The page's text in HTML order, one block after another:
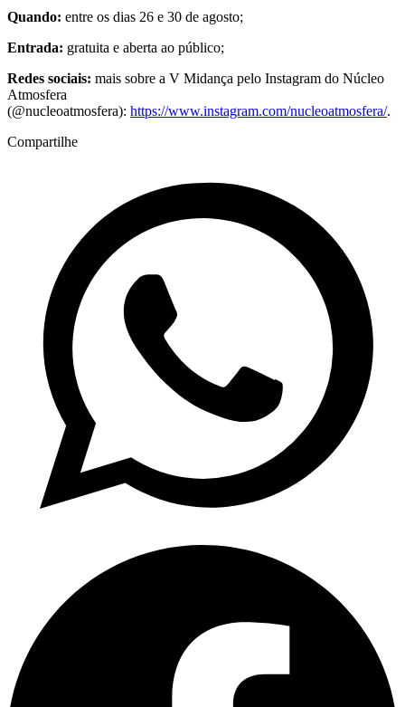
Quando: entre os dias 26 e 30 de agosto;
Entrada: gratuita e aberta ao público;
Redes sociais: mais sobre a V Midança pelo Instagram do Núcleo
Atmosfera
(@nucleoatmosfera): https://www.instagram.com/nucleoatmosfera/.
Compartilhe